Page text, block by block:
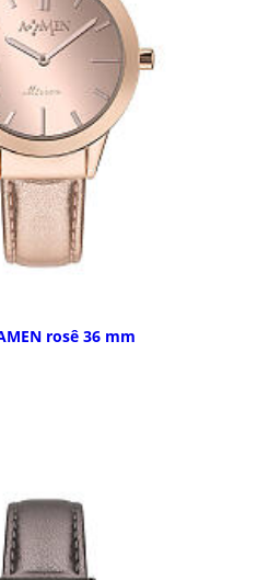
rosê 36 mm